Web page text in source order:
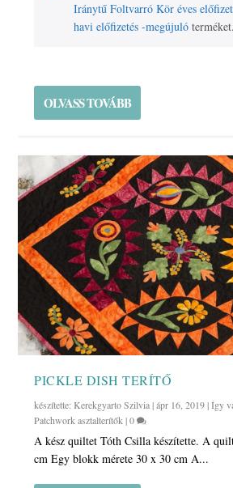
Iránytű Foltvarró Kör éves
havi előfizetés -megújuló terméket.
OLVASS TOVÁBB
PICKLE DISH TERÍTŐ
készítette:Kerekgyarto Szilvia|ápr 16, 2019|Így
Patchwork asztalterítők |0
A kész quiltet Tóth Csilla készítette. A
cm Egy blokk mérete 30 x 30 cm A...